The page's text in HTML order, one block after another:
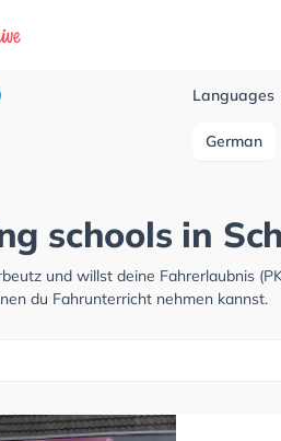
Languages
German
schools in
und willst deine Fahrerlaubnis
du Fahrunterricht nehmen kannst.